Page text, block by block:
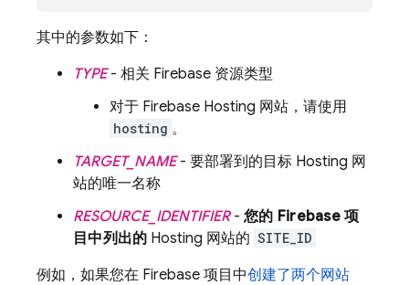
其中的参数如下：
TYPE- 相关 Firebase 资源类型
对于 Firebase Hosting 网站，请使用
hosting 。
TARGET_NAME- 要部署到的目标 Hosting 网
站的唯一名称
RESOURCE_IDENTIFIER- 您的 Firebase 项
目中列出的 Hosting 网站的 SITE_ID
例如，如果您在 Firebase 项目中创建了两个网站